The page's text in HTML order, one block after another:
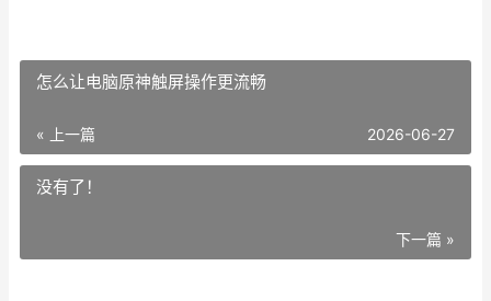
怎么让电脑原神触屏操作更流畅
« 上一篇 2026-06-27
没有了！
下一篇 »